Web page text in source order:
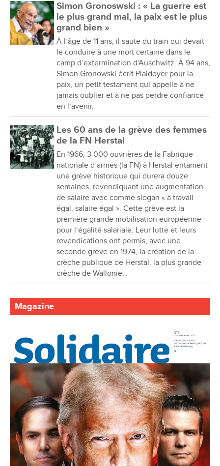
Simon Gronoswski : « La guerre est
le plus grand mal, la paix est le plus
grand bien »
À l’âge de 11 ans, il saute du train qui devait
le conduire à une mort certaine dans le
camp d’extermination d’Auschwitz. À 94 ans,
Simon Gronowski écrit Plaidoyer pour la
paix, un petit testament qui appelle à ne
jamais oublier et à ne pas perdre confiance
en l’avenir.
Les 60 ans de la grève des femmes
de la FN Herstal
En 1966, 3 000 ouvrières de la Fabrique
nationale d’armes (la FN) à Herstal entament
une grève historique qui durera douze
semaines, revendiquant une augmentation
de salaire avec comme slogan « à travail
égal, salaire égal ». Cette grève est la
première grande mobilisation européenne
pour l’égalité salariale. Leur lutte et leurs
revendications ont permis, avec une
seconde grève en 1974, la création de la
crèche publique de Herstal, la plus grande
crèche de Wallonie…
Magazine